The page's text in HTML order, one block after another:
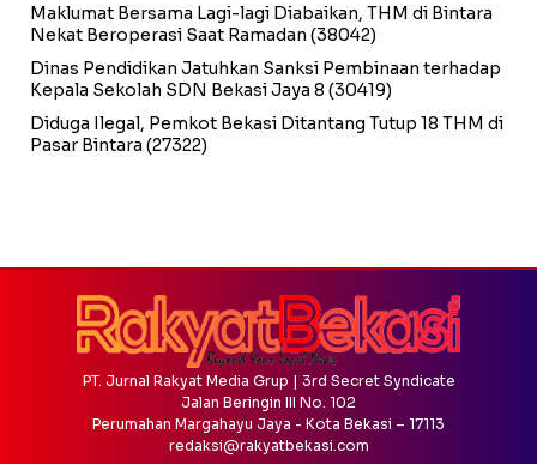
Maklumat Bersama Lagi-lagi Diabaikan, THM di Bintara
Nekat Beroperasi Saat Ramadan (38042)
Dinas Pendidikan Jatuhkan Sanksi Pembinaan terhadap
Kepala Sekolah SDN Bekasi Jaya 8 (30419)
Diduga Ilegal, Pemkot Bekasi Ditantang Tutup 18 THM di
Pasar Bintara (27322)
PT. Jurnal Rakyat Media Grup | 3rd Secret Syndicate
Jalan Beringin III No. 102
Perumahan Margahayu Jaya - Kota Bekasi – 17113
redaksi@rakyatbekasi.com